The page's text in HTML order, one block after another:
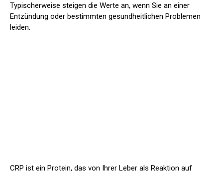
Typischerweise steigen die Werte an, wenn Sie an einer
Entzündung oder bestimmten gesundheitlichen Problemen
leiden.
CRP ist ein Protein, das von Ihrer Leber als Reaktion auf